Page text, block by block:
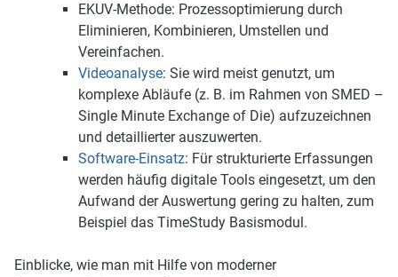
EKUV-Methode: Prozessoptimierung durch
Eliminieren, Kombinieren, Umstellen und
Vereinfachen.
Videoanalyse: Sie wird meist genutzt, um
komplexe Abläufe (z. B. im Rahmen von SMED –
Single Minute Exchange of Die) aufzuzeichnen
und detaillierter auszuwerten.
Software-Einsatz: Für strukturierte Erfassungen
werden häufig digitale Tools eingesetzt, um den
Aufwand der Auswertung gering zu halten, zum
Beispiel das TimeStudy Basismodul.
Einblicke, wie man mit Hilfe von moderner